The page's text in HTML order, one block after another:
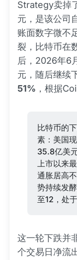
Strategy卖掉
元，是该公司
账面数字微不
裂，比特币在
后，2026年6
元，随后继续
51% ，根据
比特币的
素：美国
35.8亿美
上市以来
通胀居高
势持续发
至12，处
这一轮下跌并
个交易日净流